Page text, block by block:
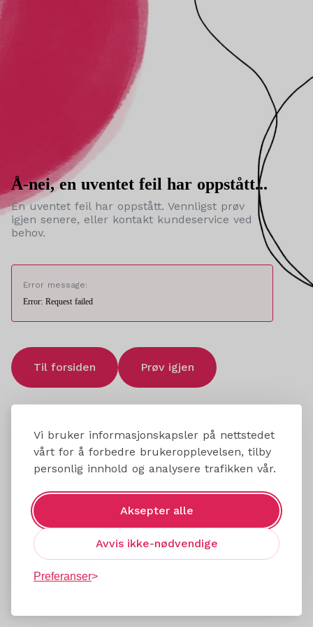
Vi bruker informasjonskapsler på nettstedet
vårt for å forbedre brukeropplevelsen, tilby
personlig innhold og analysere trafikken vår.
Aksepter alle
Avvis ikke-nødvendige
Preferanser
Å-nei, en uventet feil har oppstått...
En uventet feil har oppstått. Vennligst prøv
igjen senere, eller kontakt kundeservice ved
behov.
Error message:
Error: Request failed
Til forsiden Prøv igjen